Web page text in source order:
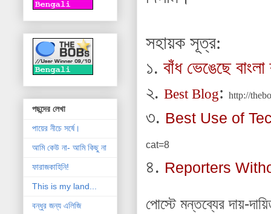
সহায়ক সূত্র:
১.বাঁধ ভেঙেছে
২.Best Blog:http://
৩. Best Use of
cat=8
৪. Reporters
পোস্টে মন্তব্যের দায়-
পছন্দের লেখা
পায়ের নীচে সর্ষে।
আমি কেউ না- আমি কিছু না
ফারাজকাহিনি!
This is my land...
বন্ধুর জন্য এলিজি